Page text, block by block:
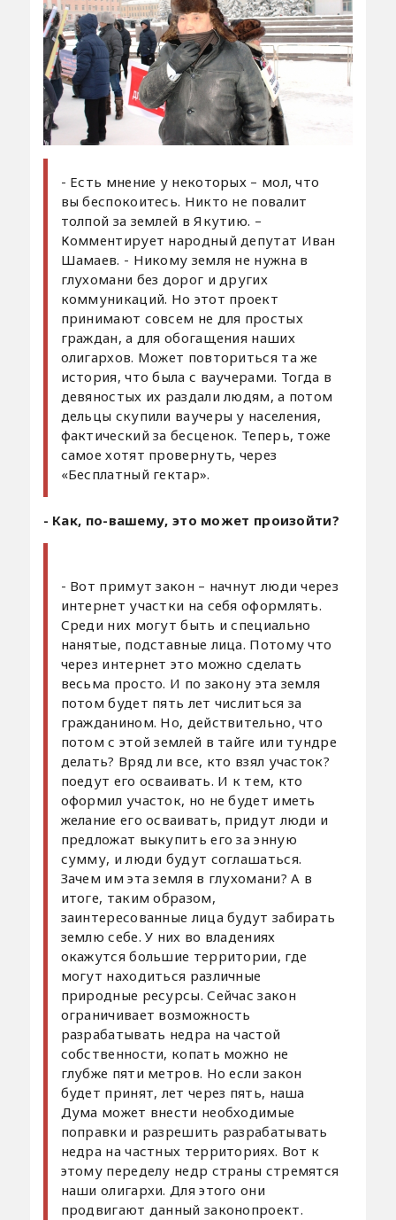
- Есть мнение у некоторых – мол, что
вы беспокоитесь. Никто не повалит
толпой за землей в Якутию. –
Комментирует народный депутат Иван
Шамаев. - Никому земля не нужна в
глухомани без дорог и других
коммуникаций. Но этот проект
принимают совсем не для простых
граждан, а для обогащения наших
олигархов. Может повториться та же
история, что была с ваучерами. Тогда в
девяностых их раздали людям, а потом
дельцы скупили ваучеры у населения,
фактический за бесценок. Теперь, тоже
самое хотят провернуть, через
«Бесплатный гектар».
- Как, по-вашему, это может произойти?
- Вот примут закон – начнут люди через
интернет участки на себя оформлять.
Среди них могут быть и специально
нанятые, подставные лица. Потому что
через интернет это можно сделать
весьма просто. И по закону эта земля
потом будет пять лет числиться за
гражданином. Но, действительно, что
потом с этой землей в тайге или тундре
делать? Вряд ли все, кто взял участок?
поедут его осваивать. И к тем, кто
оформил участок, но не будет иметь
желание его осваивать, придут люди и
предложат выкупить его за энную
сумму, и люди будут соглашаться.
Зачем им эта земля в глухомани? А в
итоге, таким образом,
заинтересованные лица будут забирать
землю себе. У них во владениях
окажутся большие территории, где
могут находиться различные
природные ресурсы. Сейчас закон
ограничивает возможность
разрабатывать недра на частой
собственности, копать можно не
глубже пяти метров. Но если закон
будет принят, лет через пять, наша
Дума может внести необходимые
поправки и разрешить разрабатывать
недра на частных территориях. Вот к
этому переделу недр страны стремятся
наши олигархи. Для этого они
продвигают данный законопроект.